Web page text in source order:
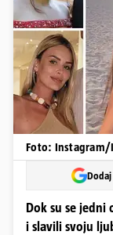
Foto: Instagram/
Dok su se jedni
i slavili svoju